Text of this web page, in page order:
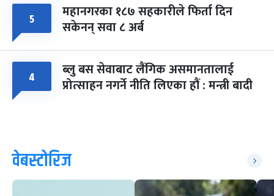
५ महानगरका १८७ सहकारीले फिर्ता दिन
सकेनन् सवा ८ अर्ब
४ ब्लु बस सेवाबाट लैंगिक असमानतालाई
प्रोत्साहन नगर्ने नीति लिएका हौं : मन्त्री बादी
वेबस्टोरिज